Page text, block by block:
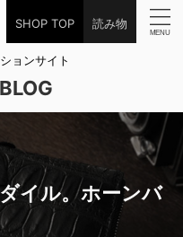
SHOP TOP 読み物
ョンサイト
イル。ホーンバ